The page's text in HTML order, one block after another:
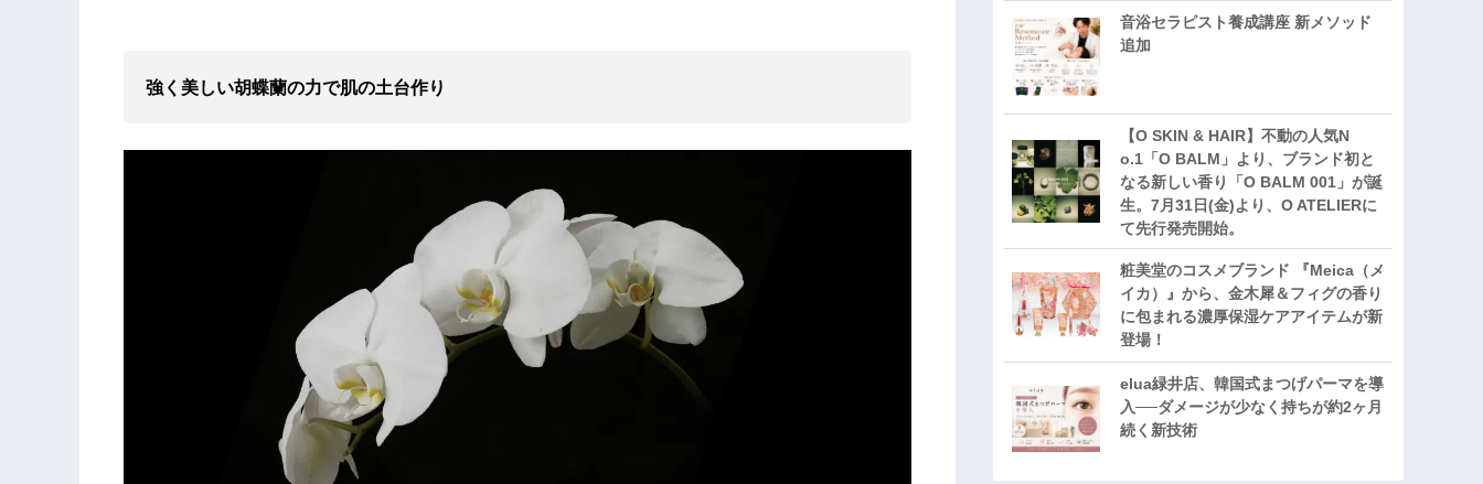
強く美しい胡蝶蘭の力で肌の土台作り
音浴セラピスト養成講座 新メソッド
追加
【O SKIN & HAIR】不動の人気N
o.1「O BALM」より、ブランド初と
なる新しい香り「O BALM 001」が誕
生。7月31日(金)より、O ATELIERに
て先行発売開始。
粧美堂のコスメブランド 『Meica（メ
イカ）』から、金木犀＆フィグの香り
に包まれる濃厚保湿ケアアイテムが新
登場！
elua緑井店、韓国式まつげパーマを導
入──ダメージが少なく持ちが約2ヶ月
続く新技術